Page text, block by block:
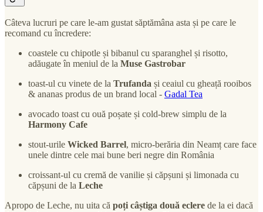
Câteva lucruri pe care le-am gustat săptămâna asta și pe care le
recomand cu încredere:
coastele cu chipotle și bibanul cu sparanghel și risotto,
adăugate în meniul de la Muse Gastrobar
toast-ul cu vinete de la Trufanda și ceaiul cu gheață rooibos
& ananas produs de un brand local - Gadal Tea
avocado toast cu ouă poșate și cold-brew simplu de la
Harmony Cafe
stout-urile Wicked Barrel, micro-berăria din Neamț care face
unele dintre cele mai bune beri negre din România
croissant-ul cu cremă de vanilie și căpșuni și limonada cu
căpșuni de la Leche
Apropo de Leche, nu uita că poți câștiga două eclere de la ei dacă